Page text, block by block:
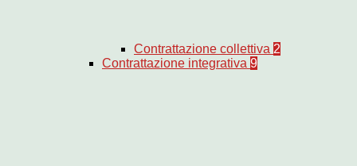
Contrattazione collettiva 2
Contrattazione integrativa 9